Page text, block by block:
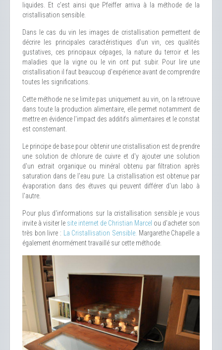
liquides. Et c'est ainsi que Pfeiffer arriva à la méthode de la
cristallisation sensible.
Dans le cas du vin les images de cristallisation permettent de
décrire les principales caractéristiques d'un vin, ces qualités
gustatives, ces principaux cépages, la nature du terroir et les
maladies que la vigne ou le vin ont put subir. Pour lire une
cristallisation il faut beaucoup d'expérience avant de comprendre
toutes les significations.
Cette méthode ne se limite pas uniquement au vin, on la retrouve
dans toute la production alimentaire, elle permet notamment de
mettre en évidence l'impact des additifs alimentaires et le constat
est consternant.
Le principe de base pour obtenir une cristallisation est de prendre
une solution de chlorure de cuivre et d'y ajouter une solution
d'un extrait organique ou minéral obtenu par filtration après
saturation dans de l'eau pure. La cristallisation est obtenue par
évaporation dans des étuves qui peuvent différer d'un labo à
l'autre.
Pour plus d'informations sur la cristallisation sensible je vous
invite à visiter le site internet de Christian Marcel ou d'acheter son
très bon livre :
La Cristallisation Sensible. Margarethe Chapelle a
également énormément travaillé sur cette méthode.